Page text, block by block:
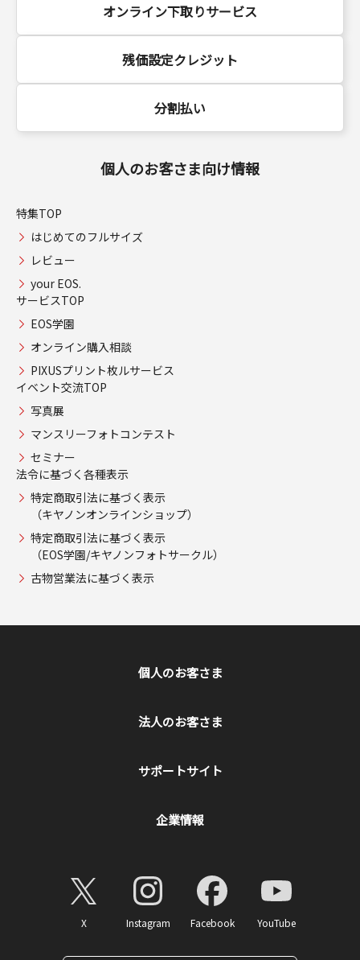
オンライン下取りサービス
残価設定クレジット
分割払い
個人のお客さま向け情報
特集TOP
はじめてのフルサイズ
レビュー
your EOS.
サービスTOP
EOS学園
オンライン購入相談
PIXUSプリント枚ルサービス
イベント交流TOP
写真展
マンスリーフォトコンテスト
セミナー
法令に基づく各種表示
特定商取引法に基づく表示
（キヤノンオンラインショップ）
特定商取引法に基づく表示
（EOS学園/キヤノンフォトサークル）
古物営業法に基づく表示
個人のお客さま
法人のお客さま
サポートサイト
企業情報
X Instagram Facebook YouTube